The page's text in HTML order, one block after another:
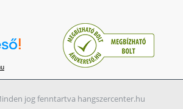
jog fenntartva hangszercenter.hu